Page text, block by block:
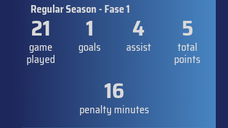
Regular Season - Fase 1
21
game
played
1
goals
4
assist
5
total
points
16
penalty minutes